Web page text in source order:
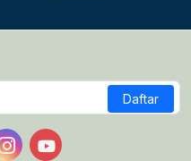
Daftar
on Facebook
us on X
Follow us on Instagram
Follow us on